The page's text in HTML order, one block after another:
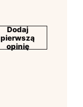
Dodaj
pierwszą
opinię